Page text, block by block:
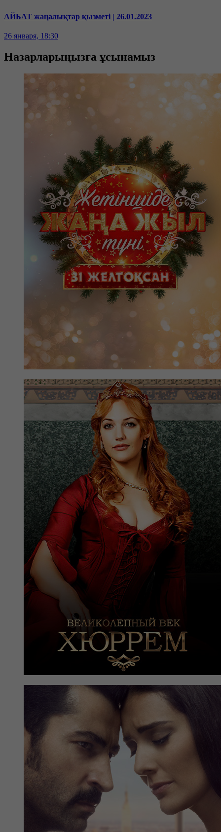
АЙБАТ жаңалықтар қызметі | 26.01.2023
26 января, 18:30
Назарларыңызға ұсынамыз